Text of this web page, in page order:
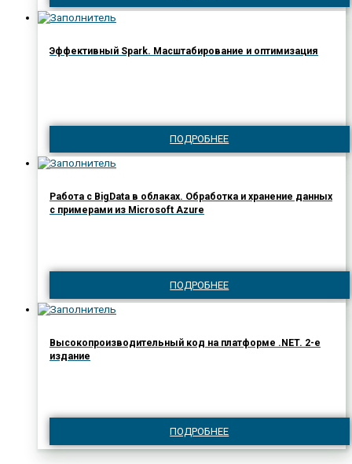
Эффективный Spark. Масштабирование и оптимизация
ПОДРОБНЕЕ
Работа с BigData в облаках. Обработка и хранение данных
с примерами из Microsoft Azure
ПОДРОБНЕЕ
Высокопроизводительный код на платформе .NET. 2-е
издание
ПОДРОБНЕЕ